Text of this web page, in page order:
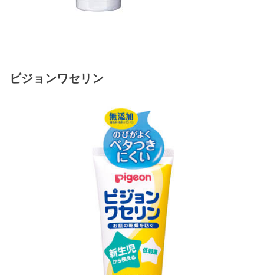
ビジョンワセリン